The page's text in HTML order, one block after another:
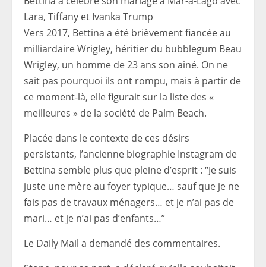
Lara, Tiffany et Ivanka Trump
Vers 2017, Bettina a été brièvement fiancée au
milliardaire Wrigley, héritier du bubblegum Beau
Wrigley, un homme de 23 ans son aîné. On ne
sait pas pourquoi ils ont rompu, mais à partir de
ce moment-là, elle figurait sur la liste des «
meilleures » de la société de Palm Beach.
Placée dans le contexte de ces désirs
persistants, l’ancienne biographie Instagram de
Bettina semble plus que pleine d’esprit : “Je suis
juste une mère au foyer typique… sauf que je ne
fais pas de travaux ménagers… et je n’ai pas de
mari… et je n’ai pas d’enfants…”
Le Daily Mail a demandé des commentaires.